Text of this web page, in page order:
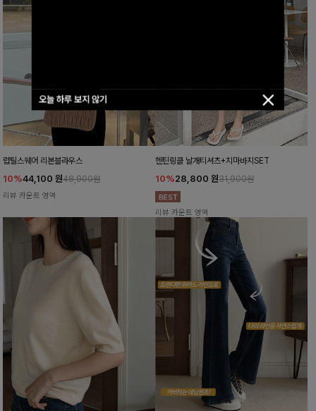
오늘 하루 보지 않기
럽틸스퀘어 리본블라우스
10%44,100 원48,900원
리뷰 카운트 영역
헨틴링클 날개티셔츠+치마바지SET
10%28,800 원31,900원
리뷰 카운트 영역